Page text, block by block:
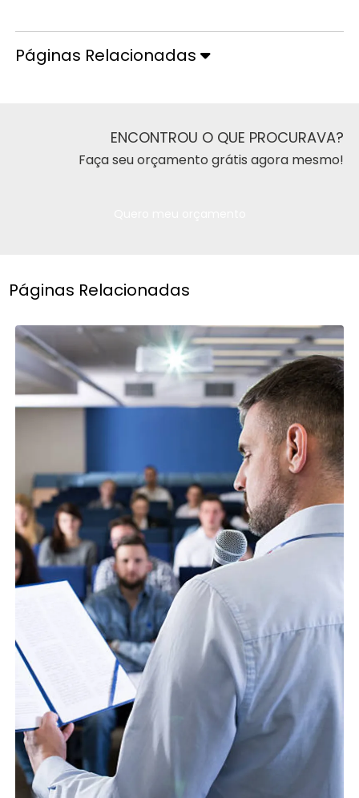
Páginas Relacionadas
ENCONTROU O QUE PROCURAVA?
Faça seu orçamento grátis agora mesmo!
Páginas Relacionadas